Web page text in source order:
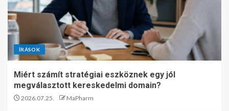
ÍRÁSOK
Miért számít stratégiai eszköznek egy jól
megválasztott kereskedelmi domain?
2026.07.25. MaPharm